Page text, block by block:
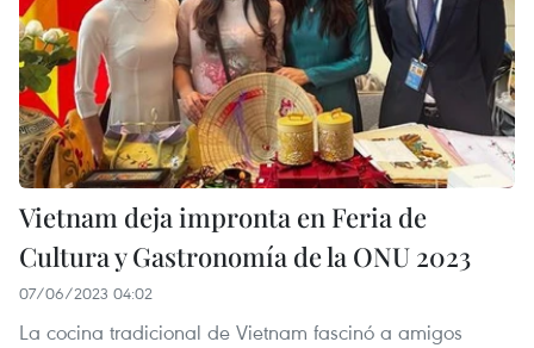
Vietnam deja impronta en Feria de
Cultura y Gastronomía de la ONU 2023
07/06/2023 04:02
La cocina tradicional de Vietnam fascinó a amigos